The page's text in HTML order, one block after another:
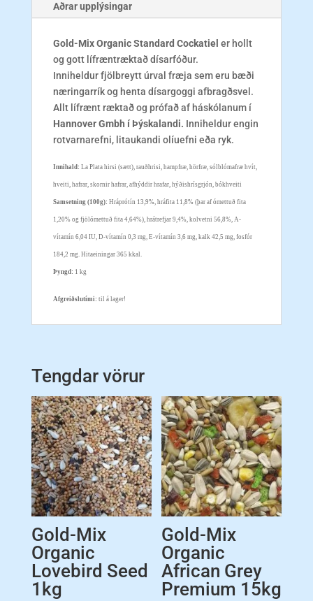
Aðrar upplýsingar
Gold-Mix Organic Standard Cockatiel er hollt
og gott lífræntræktað dísarfóður.
Inniheldur fjölbreytt úrval fræja sem eru bæði
næringarrík og henta dísargoggi afbragðsvel.
Allt lífrænt ræktað og prófað af háskólanum í
Hannover Gmbh í Þýskalandi. Inniheldur engin
rotvarnarefni, litaukandi olíuefni eða ryk.
Innihald: La Plata hirsi (sætt), rauðhrisi, hampfræ, hörfræ, sólblómafræ hvít,
hveiti, hafrar, skornir hafrar, afhýddir hrafar, hýðishrísgrjón, bókhveiti
Samsetning (100g): Hráprótín 13,9%, hráfita 11,8% (þar af ómettuð fita
1,20% og fjölómettuð fita 4,64%), hrátrefjar 9,4%, kolvetni 56,8%, A-
vítamín 6,04 IU, D-vítamín 0,3 mg, E-vítamín 3,6 mg, kalk 42,5 mg, fosfór
184,2 mg. Hitaeiningar 365 kkal.
Þyngd: 1 kg
Afgreiðslutími: til á lager!
Tengdar vörur
Gold-Mix
Organic
Lovebird Seed
1kg
Gold-Mix
Organic
African Grey
Premium 15kg